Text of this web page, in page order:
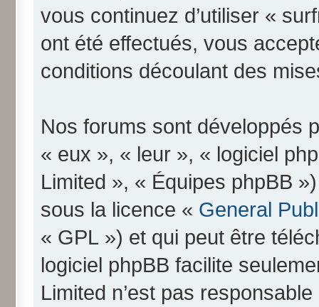
vous continuez d’utiliser «
ont été effectués, vous
conditions découlant des
Nos forums sont développés
« eux », « leur », « logiciel
Limited », « Équipes phpBB
sous la licence « General
« GPL ») et qui peut être
logiciel phpBB facilite
Limited n’est pas